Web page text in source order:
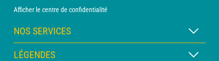
Afficher le centre de confidentialité
NOS SERVICES
Abonnement METEO Xpert
LÉGENDES